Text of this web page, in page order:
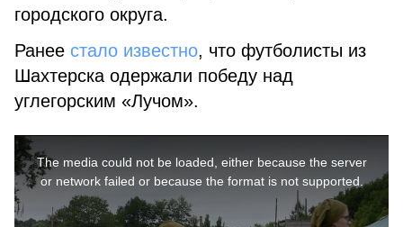
городского округа.
Ранее стало известно, что футболисты из
Шахтерска одержали победу над
углегорским «Лучом».
This
is
a
modal
window.
The media could not be loaded, either because the server
or network failed or because the format is not supported.